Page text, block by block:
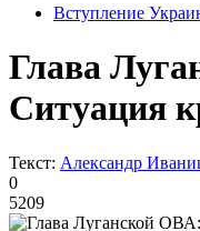
Вступление
Глава
Ситуация
Текст: Александр
0
5209